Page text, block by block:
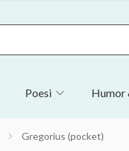
Poesi Humor
Gregorius (pocket)